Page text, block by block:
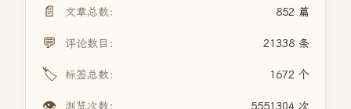
📄 文章总数： 852 篇
💬 评论数目： 21338 条
🏷️ 标签总数： 1672 个
👁️ 浏览次数： 5551304 次